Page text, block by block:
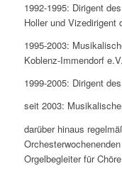
1992-1995: Dirigent
Holler und Vizedirigent
1995-2003:
Koblenz-Immendorf e.V.
1999-2005: Dirigent
seit 2003:
darüber hinaus
Orgelbegleiter für